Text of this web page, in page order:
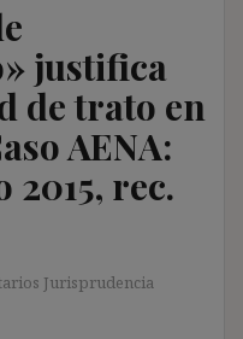
justifica
de trato en
AENA:
2015, rec.
Jurisprudencia